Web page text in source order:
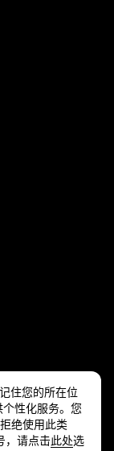
住您的所在位
性化服务。您
绝使用此类
，请点击此处选